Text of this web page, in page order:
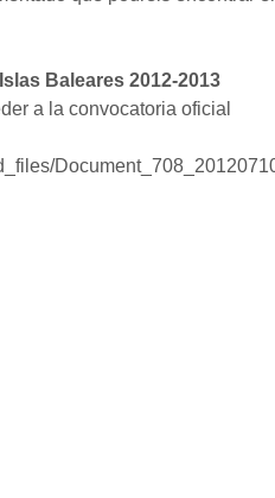
Baleares 2012-2013
a la convocatoria oficial